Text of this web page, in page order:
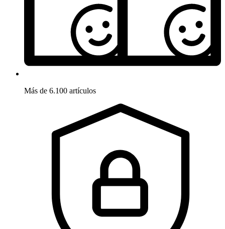
Más de 6.100 artículos